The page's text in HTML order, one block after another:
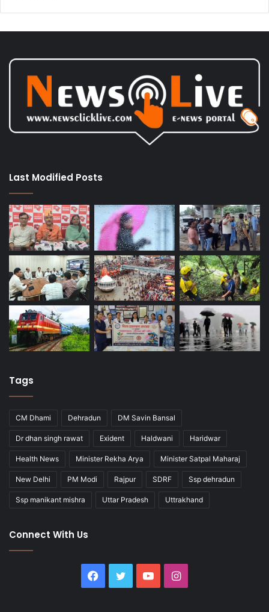
Last Modified Posts
Tags
CM Dhami Dehradun DM Savin Bansal
Dr dhan singh rawat Exident Haldwani Haridwar
Health News Minister Rekha Arya Minister Satpal Maharaj
New Delhi PM Modi Rajpur SDRF Ssp dehradun
Ssp manikant mishra Uttar Pradesh Uttrakhand
Connect With Us
Facebook
Twitter YouTubeInstagram